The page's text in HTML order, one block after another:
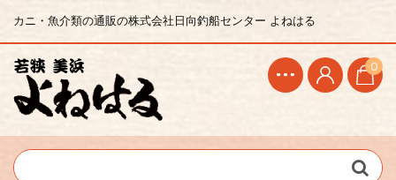
カニ・魚介類の通販の株式会社日向釣船センター よねはる
0